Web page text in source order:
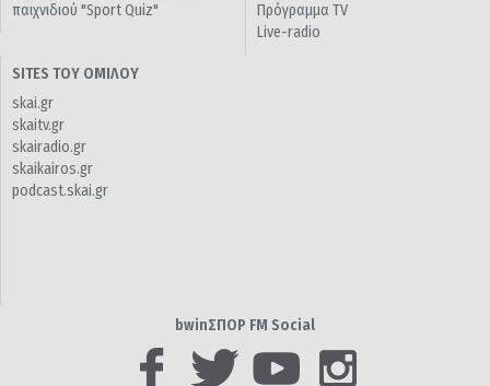
παιχνιδιού "Sport Quiz"
Πρόγραμμα TV
Live-radio
SITES ΤΟΥ ΟΜΙΛΟΥ
skai.gr
skaitv.gr
skairadio.gr
skaikairos.gr
podcast.skai.gr
bwinΣΠΟΡ FM Social